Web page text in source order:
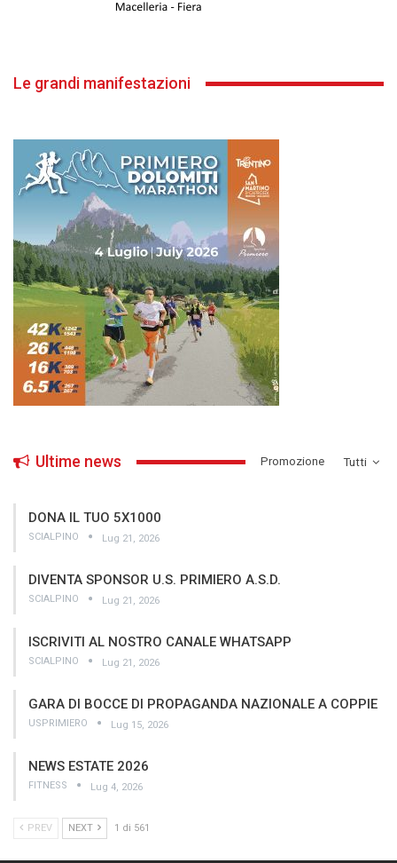
Le grandi manifestazioni
Tutti
Ultime news ­Promozione
DONA IL TUO 5X1000
SCIALPINO Lug 21, 2026
DIVENTA SPONSOR U.S. PRIMIERO A.S.D.
SCIALPINO Lug 21, 2026
ISCRIVITI AL NOSTRO CANALE WHATSAPP
SCIALPINO Lug 21, 2026
GARA DI BOCCE DI PROPAGANDA NAZIONALE A COPPIE
USPRIMIERO Lug 15, 2026
NEWS ESTATE 2026
FITNESS Lug 4, 2026
PREV NEXT 1 di 561